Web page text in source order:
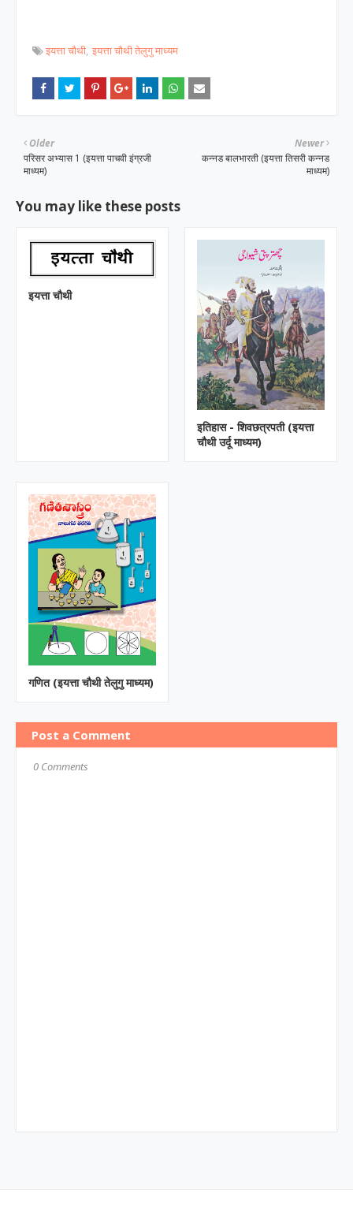
इयत्ता चौथी इयत्ता चौथी तेलुगु माध्यम
Newer
कन्नड बालभारती (इयत्ता तिसरी कन्नड
माध्यम)
Older
परिसर अभ्यास 1 (इयत्ता पाचवी इंग्रजी
माध्यम)
You may like these posts
इयत्ता चौथी
इतिहास - शिवछत्रपती (इयत्ता
चौथी उर्दू माध्यम)
गणित (इयत्ता चौथी तेलुगु माध्यम)
Post a Comment
0 Comments